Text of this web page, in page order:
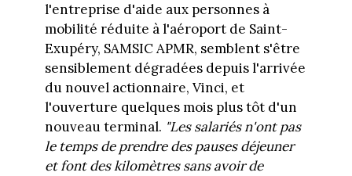
l'entreprise d'aide aux personnes à
mobilité réduite à l'aéroport de Saint-
Exupéry, SAMSIC APMR, semblent s'être
sensiblement dégradées depuis l'arrivée
du nouvel actionnaire, Vinci, et
l'ouverture quelques mois plus tôt d'un
nouveau terminal. "Les salariés n'ont pas
le temps de prendre des pauses déjeuner
et font des kilomètres sans avoir de